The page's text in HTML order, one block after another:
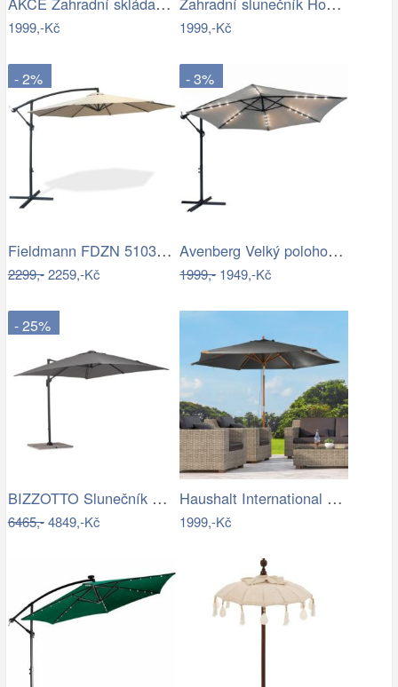
1999,-Kč 1999,-Kč
- 2%
Fieldmann FDZN 5103 boční slunečník,…
2299,-2259,-Kč
- 3%
Avenberg Velký polohovatelný slunečník…
1999,-1949,-Kč
- 25%
BIZZOTTO Slunečník SIVIGLIA taupe 3x3m
6465,-4849,-Kč
Haushalt International Dřevěný…
1999,-Kč